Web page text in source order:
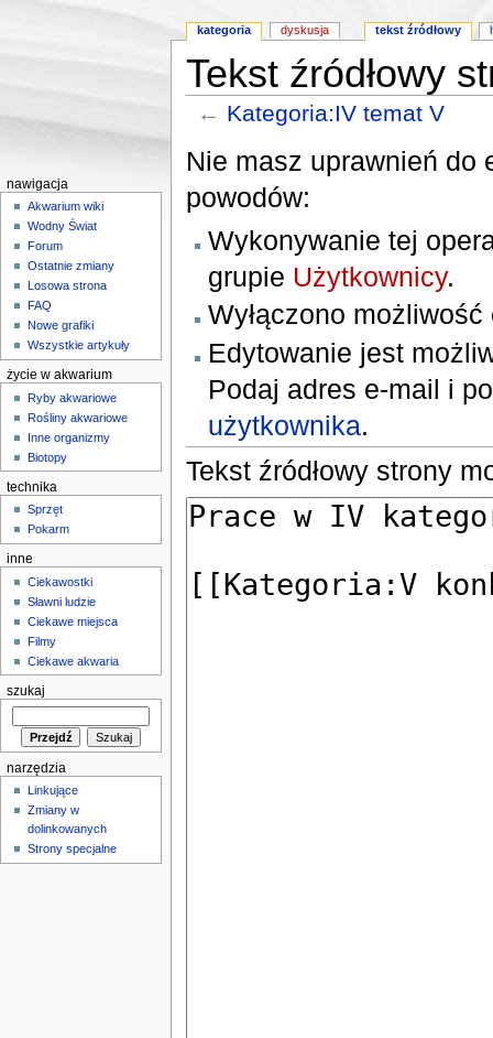
Tekst źródłowy
← Kategoria:IV temat V
Nie masz uprawnień do
powodów:
Wykonywanie tej
grupie Użytkownicy.
Wyłączono
Edytowanie jest
Podaj adres e‐mail i
użytkownika.
Tekst źródłowy strony
kategoria dyskusja tekst źródłowy
nawigacja
Akwarium wiki
Wodny Świat
Forum
Ostatnie zmiany
Losowa strona
FAQ
Nowe grafiki
Wszystkie artykuły
życie w akwarium
Ryby akwariowe
Rośliny akwariowe
Inne organizmy
Biotopy
technika
Sprzęt
Pokarm
inne
Ciekawostki
Sławni ludzie
Ciekawe miejsca
Filmy
Ciekawe akwaria
szukaj
narzędzia
Linkujące
Zmiany w
dolinkowanych
Strony specjalne